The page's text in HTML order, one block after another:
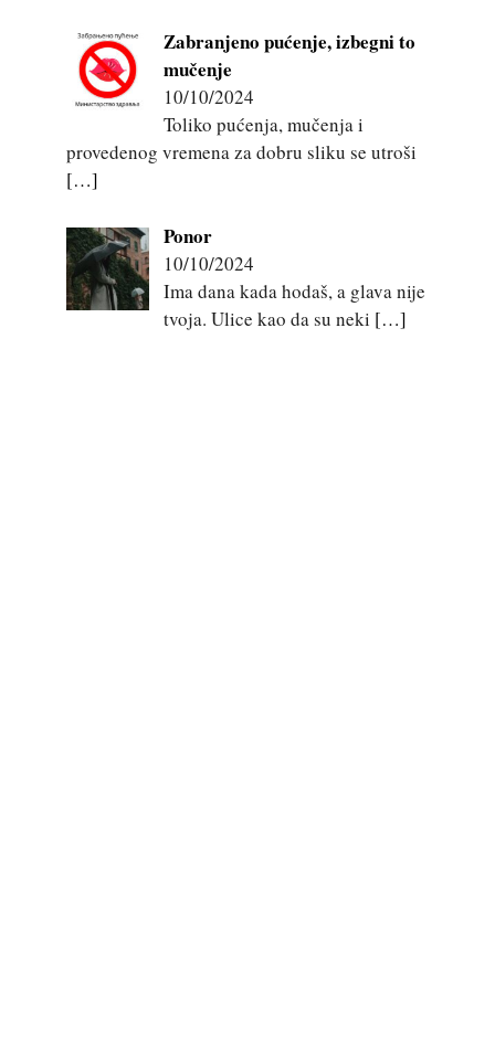
Zabranjeno pućenje, izbegni to
mučenje
10/10/2024
Toliko pućenja, mučenja i
provedenog vremena za dobru sliku se utroši
[…]
Ponor
10/10/2024
Ima dana kada hodaš, a glava nije
tvoja. Ulice kao da su neki […]